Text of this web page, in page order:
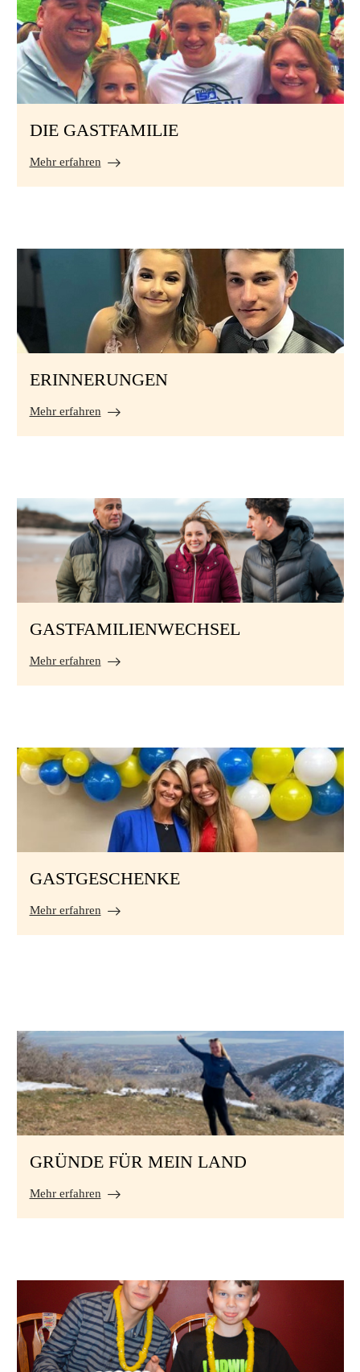
DIE GASTFAMILIE
Mehr erfahren
ERINNERUNGEN
Mehr erfahren
GASTFAMILIENWECHSEL
Mehr erfahren
GASTGESCHENKE
Mehr erfahren
GRÜNDE FÜR MEIN LAND
Mehr erfahren